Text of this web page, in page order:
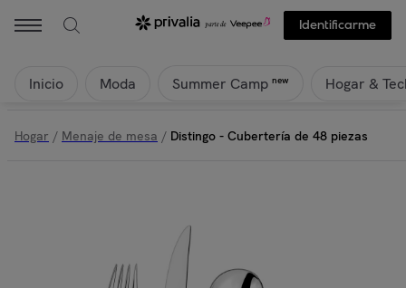
Identificarme
Inicio Moda Summer Camp new Hogar &
Hogar / Menaje de mesa / Distingo - Cubertería de 48 piezas